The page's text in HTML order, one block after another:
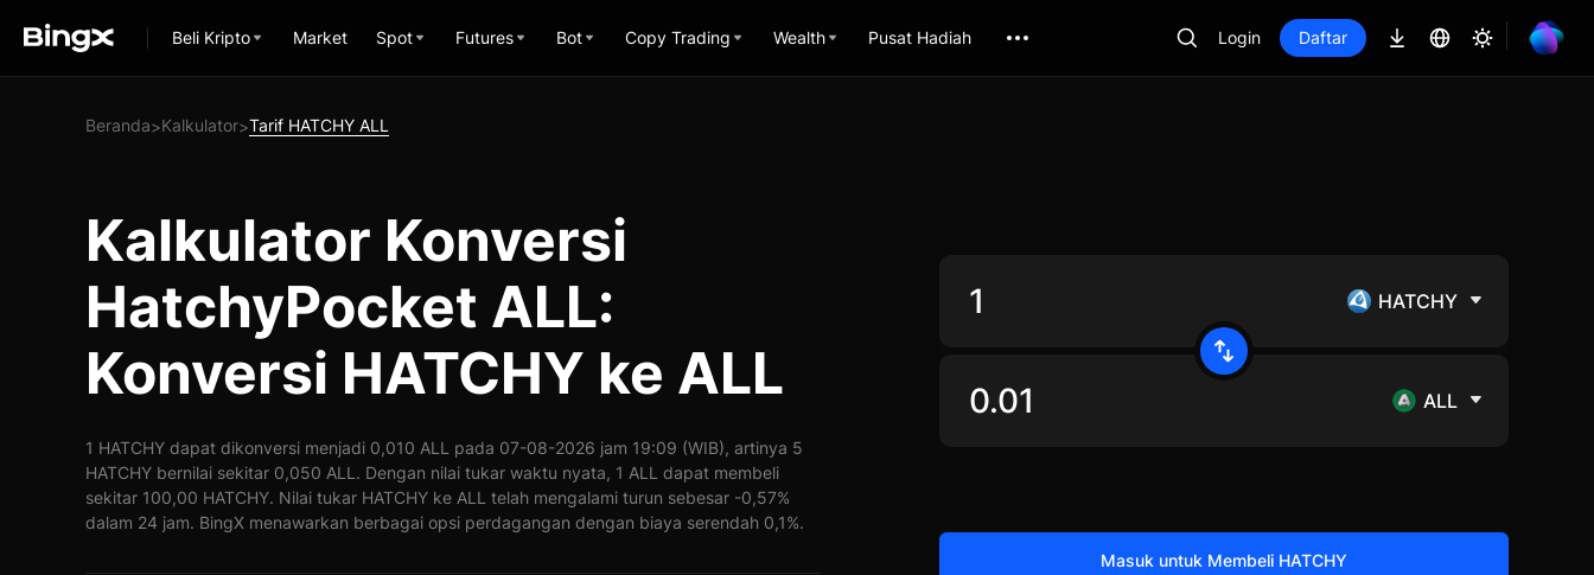
Beli Kripto Market Spot Futures Bot Copy Trading Wealth Pusat Hadiah Login Daftar
Beranda>Kalkulator>Tarif HATCHY ALL
Kalkulator Konversi
HatchyPocket ALL:
Konversi HATCHY ke ALL
1 HATCHY dapat dikonversi menjadi 0,010 ALL pada 07-08-2026 jam 19:09 (WIB), artinya 5
HATCHY bernilai sekitar 0,050 ALL. Dengan nilai tukar waktu nyata, 1 ALL dapat membeli
sekitar 100,00 HATCHY. Nilai tukar HATCHY ke ALL telah mengalami turun sebesar -0,57%
dalam 24 jam. BingX menawarkan berbagai opsi perdagangan dengan biaya serendah 0,1%.
HATCHY
ALL
Masuk untuk Membeli HATCHY